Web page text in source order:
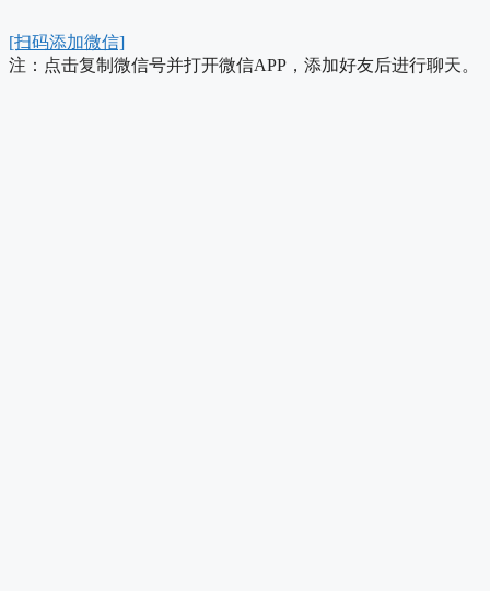
[扫码添加微信]
注：点击复制微信号并打开微信APP，添加好友后进行聊天。